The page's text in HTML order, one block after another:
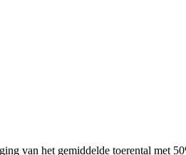
van het gemiddelde toerental met